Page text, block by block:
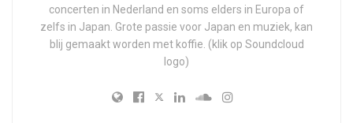
concerten in Nederland en soms elders in Europa of
zelfs in Japan. Grote passie voor Japan en muziek, kan
blij gemaakt worden met koffie. (klik op Soundcloud
logo)